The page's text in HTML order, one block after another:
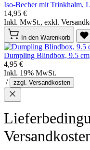
Iso-Becher mit Trinkhalm,
14,95 €
Inkl. MwSt., exkl.
In den Warenkorb
Dumpling Blindbox, 9.5 cm
4,95 €
Inkl. 19% MwSt.
/
zzgl. Versandkosten